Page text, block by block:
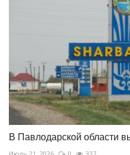
В Павлодарской области